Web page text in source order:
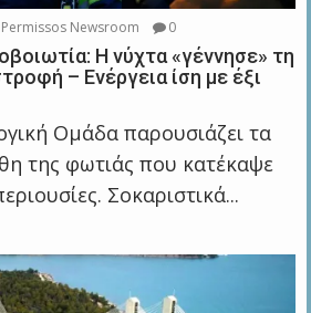
Permissos Newsroom 0
Η νύχτα «γέννησε» τη
– Ενέργεια ίση με έξι
Ομάδα παρουσιάζει τα
της φωτιάς που κατέκαψε
Σοκαριστικά...